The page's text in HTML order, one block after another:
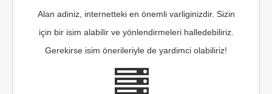
Alan adiniz, internetteki en önemli varliginizdir. Sizin
için bir isim alabilir ve yönlendirmeleri halledebiliriz.
Gerekirse isim önerileriyle de yardimci olabiliriz!